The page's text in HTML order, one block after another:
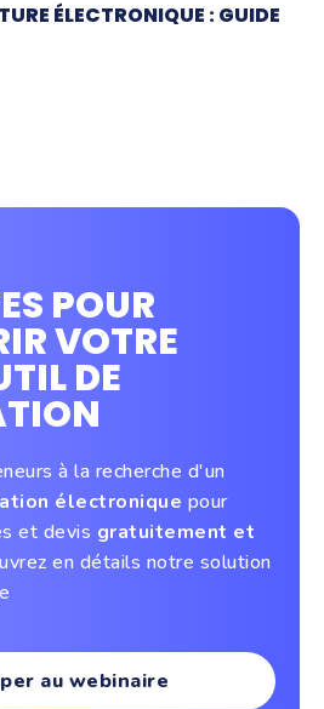
ÉLECTRONIQUE : GUIDE
POUR
VOTRE
DE
à la recherche d'un
électronique pour
et devis gratuitement et
en détails notre solution
au webinaire